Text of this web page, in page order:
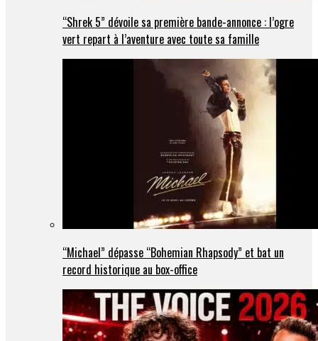
“Shrek 5” dévoile sa première bande-annonce : l’ogre
vert repart à l’aventure avec toute sa famille
“Michael” dépasse “Bohemian Rhapsody” et bat un
record historique au box-office